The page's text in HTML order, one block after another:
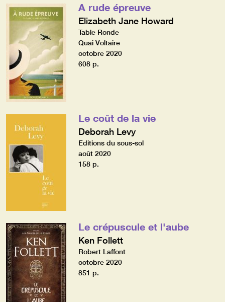
A rude épreuve
Elizabeth Jane Howard
Table Ronde
Quai Voltaire
octobre 2020
608 p.
Le coût de la vie
Deborah Levy
Editions du sous-sol
août 2020
158 p.
Le crépuscule et l'aube
Ken Follett
Robert Laffont
octobre 2020
851 p.